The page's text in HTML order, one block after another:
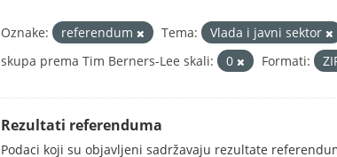
Oznake: referendum Tema: Vlada i javni sektor
skupa prema Tim Berners-Lee skali:
0 Formati:
Rezultati referenduma
Podaci koji su objavljeni sadržavaju rezultate